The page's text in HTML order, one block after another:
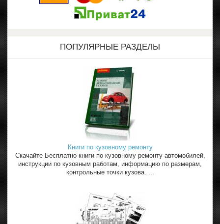
ПОПУЛЯРНЫЕ РАЗДЕЛЫ
Книги по кузовному ремонту
Скачайте Бесплатно книги по кузовному ремонту автомобилей,
инструкции по кузовным работам, информацию по размерам,
контрольные точки кузова. ...